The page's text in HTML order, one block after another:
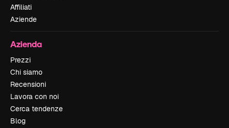
Affiliati
Aziende
Azienda
Prezzi
Chi siamo
Recensioni
Lavora con noi
Cerca tendenze
Blog